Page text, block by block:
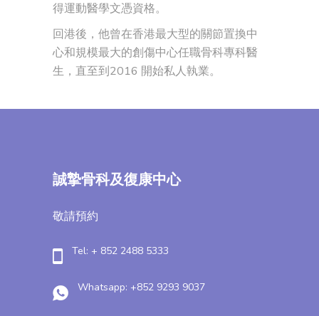
得運動醫學文憑資格。
回港後，他曾在香港最大型的關節置換中
心和規模最大的創傷中心任職骨科專科醫
生，直至到2016 開始私人執業。
誠摯骨科及復康中心
敬請預約
Tel: + 852 2488 5333
Whatsapp: +852 9293 9037